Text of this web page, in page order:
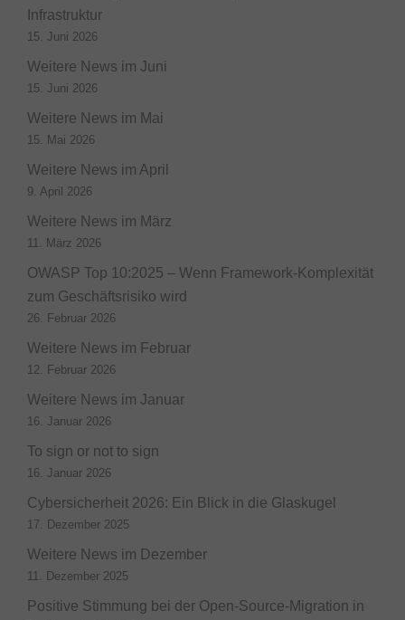
Infrastruktur
15. Juni 2026
Weitere News im Juni
15. Juni 2026
Weitere News im Mai
15. Mai 2026
Weitere News im April
9. April 2026
Weitere News im März
11. März 2026
OWASP Top 10:2025 – Wenn Framework-Komplexität
zum Geschäftsrisiko wird
26. Februar 2026
Weitere News im Februar
12. Februar 2026
Weitere News im Januar
16. Januar 2026
To sign or not to sign
16. Januar 2026
Cybersicherheit 2026: Ein Blick in die Glaskugel
17. Dezember 2025
Weitere News im Dezember
11. Dezember 2025
Positive Stimmung bei der Open-Source-Migration in